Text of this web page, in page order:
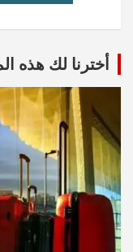
أخترنا لك هذه